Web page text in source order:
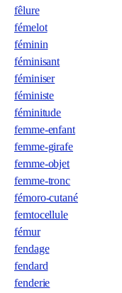
fêlure
fémelot
féminin
féminisant
féminiser
féministe
féminitude
femme-enfant
femme-girafe
femme-objet
femme-tronc
fémoro-cutané
femtocellule
fémur
fendage
fendard
fenderie